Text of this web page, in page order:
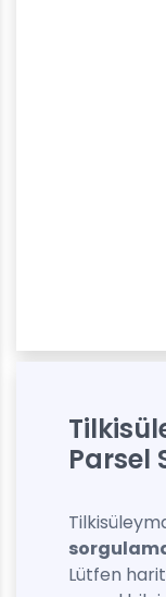
Parsel
Lütfen